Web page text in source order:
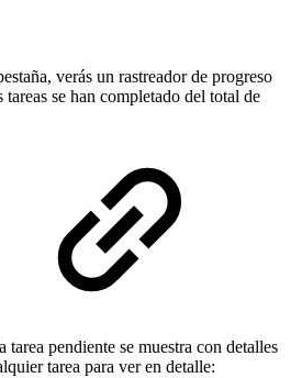
verás un rastreador de progreso
tareas se han completado del total de
tarea pendiente se muestra con detalles
tarea para ver en detalle: